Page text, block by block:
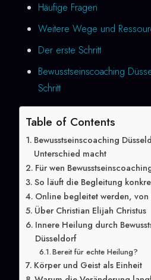
Häufige Fragen
Weitere Wege und
Der erste Schritt
Bewusstseinscoaching
Schritt
Table of Contents
Bewusstseinscoaching
Unterschied macht
Für wen
So läuft die Begleitung
Online begleitet werden, von
Über Christian Elijah Christus
Innere Heilung durch
Düsseldorf
Bereit für echte Heilung?
Körper und Geist als Einheit